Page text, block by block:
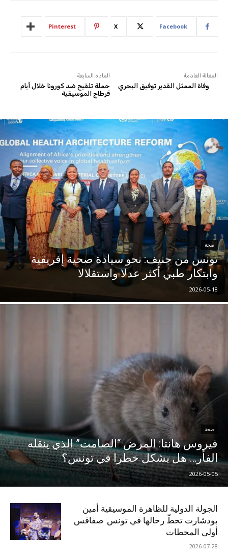
Facebook
X
Pinterest
المادة السابقة
حملة تلقيح ضد كورونا خلال أيام
قرطاج الموسيقية
المقالة القادمة
وفاة الممثل القدير توفيق البحري
صحة
تونس من جنيف: نحو سيادة صحية إفريقية
وابتكار طبي أكثر عدلا واستقلالا
2026-05-18
صحة
فيروس هانتا: المرض “الصامت” الذي ينقله
الفأر… هل يشكل خطرا في تونس؟
2026-05-05
الجولة الدولية للظاهرة الموسيقية أمين
بودشارت تحطّ رحالها في تونس: صفاقس
أولى المحطات
2026-07-28